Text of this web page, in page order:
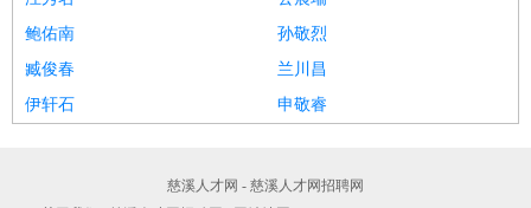
鲍佑南
孙敬烈
臧俊春
兰川昌
伊轩石
申敬睿
慈溪人才网 - 慈溪人才网招聘网